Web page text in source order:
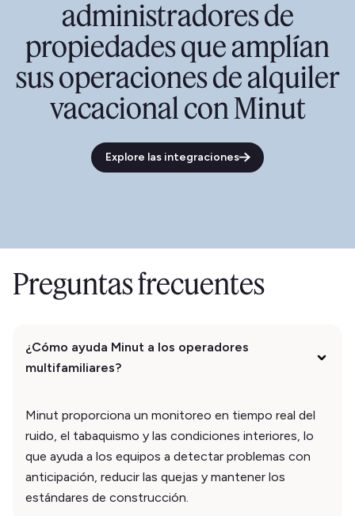
administradores de
propiedades que amplían
sus operaciones de alquiler
vacacional con Minut
Explore las integraciones
Preguntas frecuentes
¿Cómo ayuda Minut a los operadores
multifamiliares?
Minut proporciona un monitoreo en tiempo real del
ruido, el tabaquismo y las condiciones interiores, lo
que ayuda a los equipos a detectar problemas con
anticipación, reducir las quejas y mantener los
estándares de construcción.